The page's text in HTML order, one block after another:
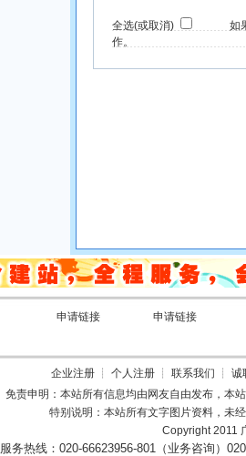
全选(或取消)
如果
作。
申请链接 申请链接
企业注册┊ 个人注册┊ 联系我们 ┊ 诚
免责申明：本站所有信息均由网友自由发布，本
特别说明：本站所有文字图片资料，未
Copyright 2011
服务热线： 020-66623956-801（业务咨询）